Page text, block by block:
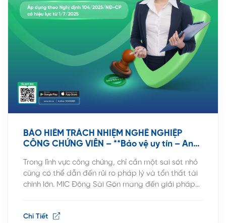
BẢO HIỂM TRÁCH NHIỆM NGHỀ NGHIỆP
CÔNG CHỨNG VIÊN – **Bảo vệ uy tín – An
MIC**
Trong lĩnh vực công chứng, chỉ cần một sai sót nhỏ
cũng có thể dẫn đến rủi ro pháp lý và tổn thất tài
chính lớn. MIC Đông Sài Gòn mang đến giải pháp
các […]
Chi Tiết